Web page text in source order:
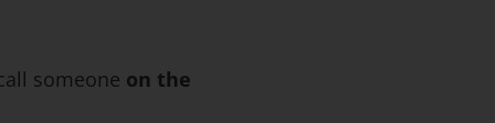
someone on the